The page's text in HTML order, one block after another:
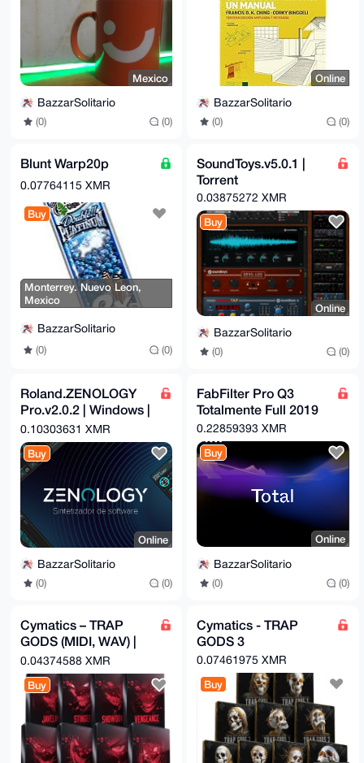
Mexico
BazzarSolitario
(0) (0)
Online
BazzarSolitario
(0) (0)
Blunt Warp20p
0.07764115 XMR
Buy
Monterrey. Nuevo Leon,
Mexico
BazzarSolitario
(0) (0)
SoundToys.v5.0.1 |
Torrent
0.03875272 XMR
Buy
Online
BazzarSolitario
(0) (0)
Roland.ZENOLOGY
Pro.v2.0.2 | Windows |
Torrent
0.10303631 XMR
Buy
Online
BazzarSolitario
(0) (0)
FabFilter Pro Q3
Totalmente Full 2019
0.22859393 XMR
Buy
Online
BazzarSolitario
(0) (0)
Cymatics – TRAP
GODS (MIDI, WAV) |
Torrent
0.04374588 XMR
Buy
Cymatics - TRAP
GODS 3
0.07461975 XMR
Buy